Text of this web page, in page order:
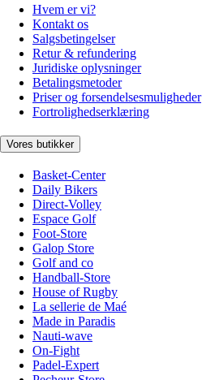
Hvem er vi?
Kontakt os
Salgsbetingelser
Retur & refundering
Juridiske oplysninger
Betalingsmetoder
Priser og forsendelsesmuligheder
Fortrolighedserklæring
Vores butikker
Basket-Center
Daily Bikers
Direct-Volley
Espace Golf
Foot-Store
Galop Store
Golf and co
Handball-Store
House of Rugby
La sellerie de Maé
Made in Paradis
Nauti-wave
On-Fight
Padel-Expert